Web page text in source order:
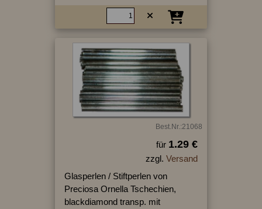
Best.Nr.:21068
für 1.29 €
zzgl. Versand
Glasperlen / Stiftperlen von
Preciosa Ornella Tschechien,
blackdiamond transp. mit